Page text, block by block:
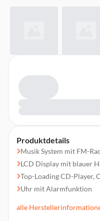
Produktdetails
Musik System mit FM-
LCD Display mit blauer
Top-Loading CD-Player,
Uhr mit Alarmfunktion
alle